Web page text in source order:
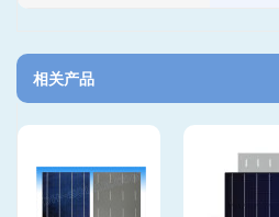
相关产品